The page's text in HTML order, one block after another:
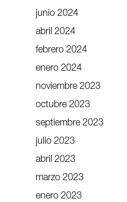
junio 2024
abril 2024
febrero 2024
enero 2024
noviembre 2023
octubre 2023
septiembre 2023
julio 2023
abril 2023
marzo 2023
enero 2023